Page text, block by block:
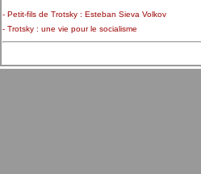
- Petit-fils de Trotsky : Esteban Sieva Volkov
- Trotsky : une vie pour le socialisme